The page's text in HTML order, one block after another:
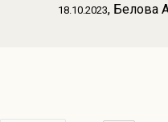
18.10.2023, Белова